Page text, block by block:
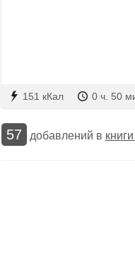
151 кКал 0 ч. 50
57 добавлений в